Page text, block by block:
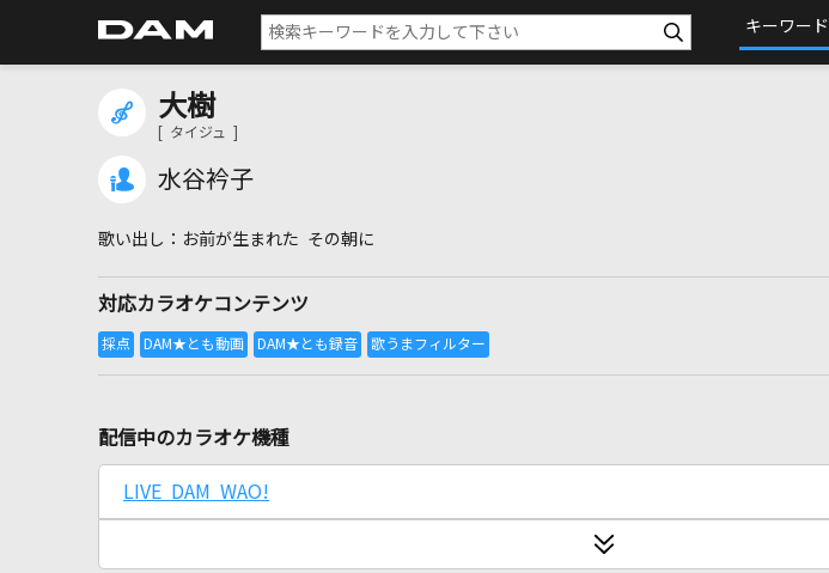
キーワード
大樹
[ タイジュ ]
水谷衿子
お前が生まれた その朝に
対応カラオケコンテンツ
配信中のカラオケ機種
LIVE DAM WAO!